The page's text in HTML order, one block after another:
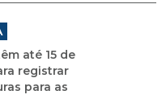
até 15 de
registrar
para as